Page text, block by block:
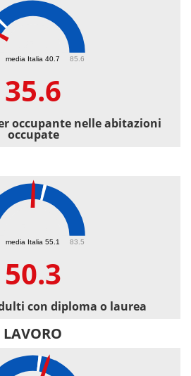
media Italia 40.7 85.6
35.6
occupante nelle abitazioni
occupate
media Italia 55.1 83.5
50.3
con diploma o laurea